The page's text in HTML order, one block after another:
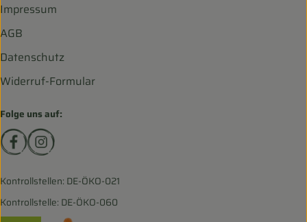
Impressum
AGB
Datenschutz
Widerruf-Formular
Folge uns auf:
Externer Link zu https://www.facebook.com/
Externer Link zu https://www.instagram.com/
Kontrollstellen: DE-ÖKO-021
Kontrollstelle: DE-ÖKO-060